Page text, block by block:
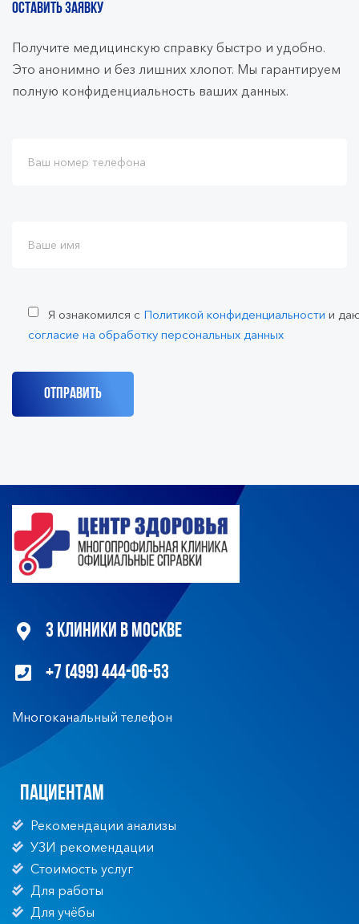
ОСТАВИТЬ ЗАЯВКУ
Получите медицинскую справку быстро и удобно.
Это анонимно и без лишних хлопот. Мы гарантируем
полную конфиденциальность ваших данных.
Я ознакомился с Политикой конфиденциальности и
согласие на обработку персональных данных
3 клиники в Москве
+7 (499) 444-06-53
Многоканальный телефон
Пациентам
Рекомендации анализы
УЗИ рекомендации
Стоимость услуг
Для работы
Для учёбы